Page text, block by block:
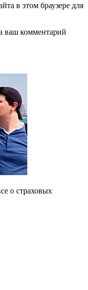
в этом браузере для
ваш комментарий
о страховых